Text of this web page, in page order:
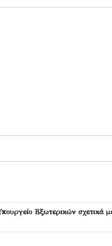
Εξωτερικών σχετικά